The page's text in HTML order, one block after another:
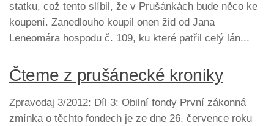
statku, což tento slíbil, že v Prušánkách bude něco ke
koupení. Zanedlouho koupil onen žid od Jana
Leneomára hospodu č. 109, ku které patřil celý lán...
Čteme z prušánecké kroniky
Zpravodaj 3/2012: Díl 3: Obilní fondy První zákonná
zmínka o těchto fondech je ze dne 26. července roku